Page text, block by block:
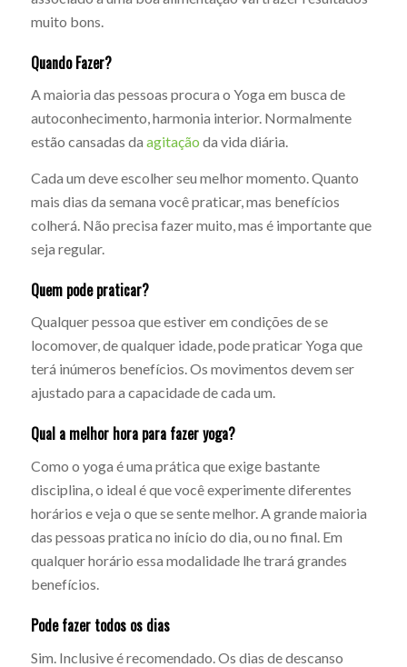
muito bons.
Quando Fazer?
A maioria das pessoas procura o Yoga em busca de
autoconhecimento, harmonia interior. Normalmente
estão cansadas da agitação da vida diária.
Cada um deve escolher seu melhor momento. Quanto
mais dias da semana você praticar, mas benefícios
colherá. Não precisa fazer muito, mas é importante que
seja regular.
Quem pode praticar?
Qualquer pessoa que estiver em condições de se
locomover, de qualquer idade, pode praticar Yoga que
terá inúmeros benefícios. Os movimentos devem ser
ajustado para a capacidade de cada um.
Qual a melhor hora para fazer yoga?
Como o yoga é uma prática que exige bastante
disciplina, o ideal é que você experimente diferentes
horários e veja o que se sente melhor. A grande maioria
das pessoas pratica no início do dia, ou no final. Em
qualquer horário essa modalidade lhe trará grandes
benefícios.
Pode fazer todos os dias
Sim. Inclusive é recomendado. Os dias de descanso